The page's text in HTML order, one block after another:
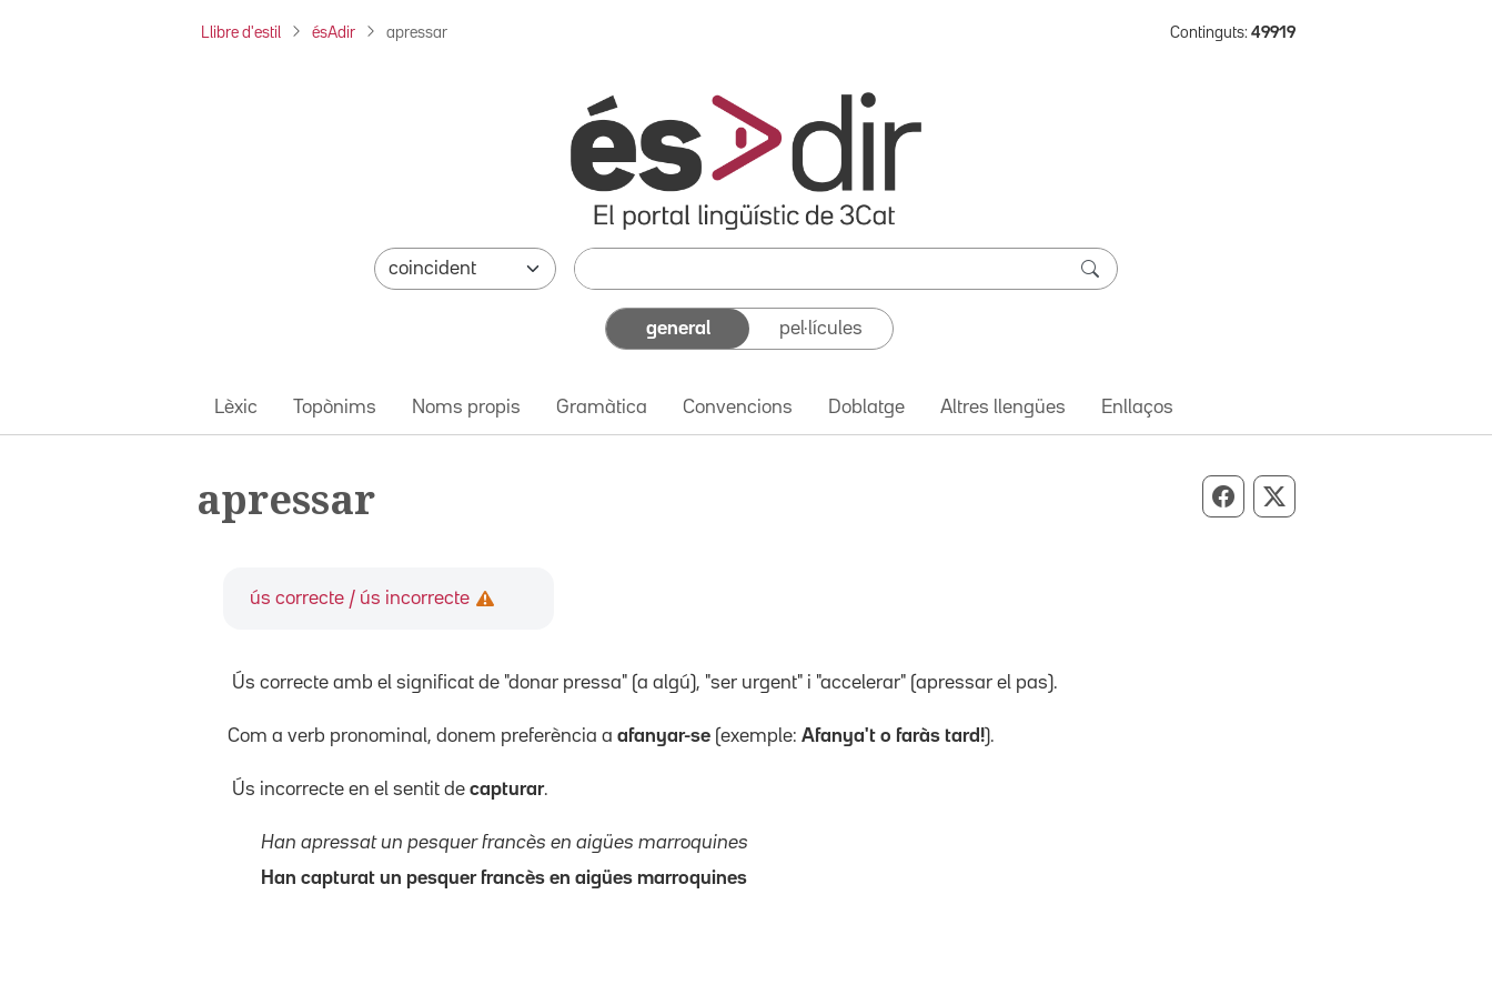
Llibre d'estil ésAdir apressar Continguts: 49919
general pel·lícules
Lèxic Topònims Noms propis Gramàtica Convencions Doblatge Altres llengües Enllaços
apressar Compartir per Facebook
Compartir per X
ús correcte / ús incorrecte
Ús correcte amb el significat de "donar pressa" (a algú), "ser urgent" i "accelerar" (apressar el pas).
Com a verb pronominal, donem preferència a afanyar-se (exemple: Afanya't o faràs tard!).
Ús incorrecte en el sentit de capturar.
Han apressat un pesquer francès en aigües marroquines
Han capturat un pesquer francès en aigües marroquines